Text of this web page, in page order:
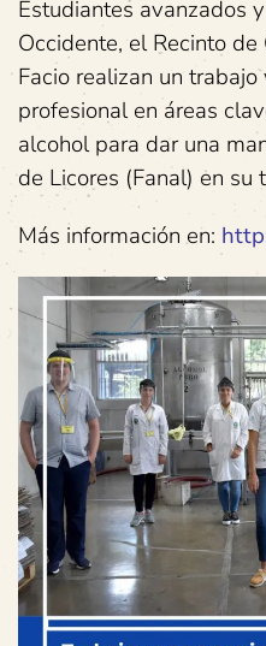
Estudiantes avanzados
Occidente, el Recinto
Facio realizan un
profesional en áreas
alcohol para dar una
de Licores (Fanal) en su
Más información en: